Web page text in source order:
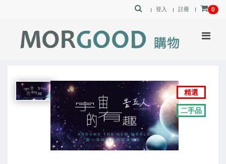
登入 註冊 0
精選
二手品